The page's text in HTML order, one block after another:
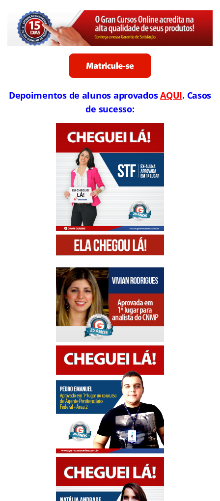
Depoimentos de alunos aprovadosAQUI. Casos
de sucesso: